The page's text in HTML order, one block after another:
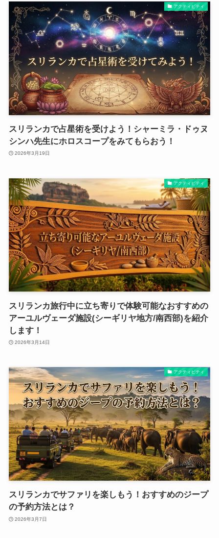
アクティビティ
スリランカで占星術を受けよう！シャーミラ・ドゥヌ
シンハ先生にホロスコープをみてもらおう！
2026年3月19日
アクティビティ
スリランカ旅行中に立ち寄りで体験可能なおすすめの
アーユルヴェーダ施設(シーギリヤ地方/南西部)を紹介
します！
2026年3月14日
アクティビティ
スリランカでサファリを楽しもう！おすすめのジープ
の予約方法とは？
2026年3月7日